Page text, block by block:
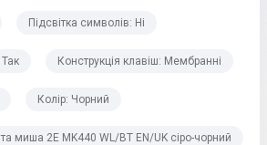
Підсвітка символів: Ні
Конструкція клавіш: Мембранні
Колір: Чорний
миша 2E MK440 WL/BT EN/UK сіро-чорний